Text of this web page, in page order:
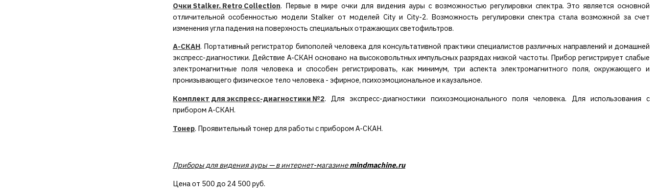
Очки Stalker. Retro Collection. Первые в мире очки для видения ауры с возможностью регулировки спектра. Это является основной
отличительной особенностью модели Stalker от моделей City и City-2. Возможность регулировки спектра стала возможной за счет
изменения угла падения на поверхность специальных отражающих светофильтров.
А-СКАН. Портативный регистратор бипополей человека для консультативной практики специалистов различных направлений и домашней
экспресс-диагностики. Действие А-СКАН основано на высоковольтных импульсных разрядах низкой частоты. Прибор регистрирует слабые
электромагнитные поля человека и способен регистрировать, как минимум, три аспекта электромагнитного поля, окружающего и
пронизывающего физическое тело человека - эфирное, психоэмоциональное и каузальное.
Комплект для экспресс-диагностики №2. Для экспресс-диагностики психоэмоционального поля человека. Для использования с
прибором А-СКАН.
Тонер. Проявительный тонер для работы с прибором А-СКАН.
Приборы для видения ауры — в интернет-магазинеmindmachine.ru
Цена от 500 до 24 500 руб.